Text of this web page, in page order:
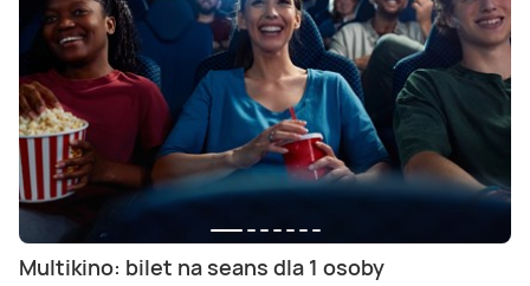
Masaż czekoladą
Masaż Karku
Masaż orientalny
Multikino: bilet na seans dla 1 osoby